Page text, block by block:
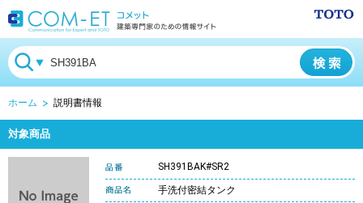
ホーム 説明書情報
対象商品
SH391BAK#SR2
手洗付密結タンク